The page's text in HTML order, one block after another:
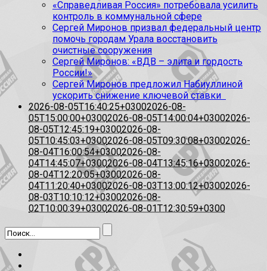
«Справедливая Россия» потребовала усилить
контроль в коммунальной сфере
Сергей Миронов призвал федеральный центр
помочь городам Урала восстановить
очистные сооружения
Сергей Миронов: «ВДВ – элита и гордость
России!»
Сергей Миронов предложил Набиуллиной
ускорить снижение ключевой ставки
2026-08-05T16:40:25+03002026-08-
05T15:00:00+03002026-08-05T14:00:04+03002026-
08-05T12:45:19+03002026-08-
05T10:45:03+03002026-08-05T09:30:08+03002026-
08-04T16:00:54+03002026-08-
04T14:45:07+03002026-08-04T13:45:16+03002026-
08-04T12:20:05+03002026-08-
04T11:20:40+03002026-08-03T13:00:12+03002026-
08-03T10:10:12+03002026-08-
02T10:00:39+03002026-08-01T12:30:59+0300